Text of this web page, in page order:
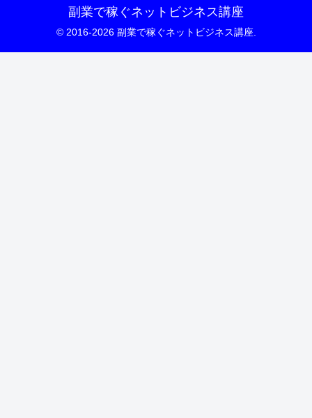
副業で稼ぐネットビジネス講座
© 2016-2026 副業で稼ぐネットビジネス講座.